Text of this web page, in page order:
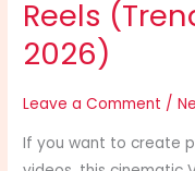
Reels
2026)
Leave a Comment /
If you want to create